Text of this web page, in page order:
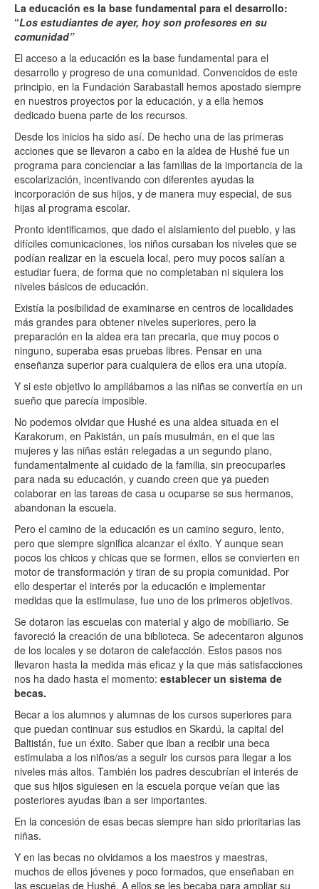
La educación es la base fundamental para el desarrollo:
“Los estudiantes de ayer, hoy son profesores en su
comunidad”
El acceso a la educación es la base fundamental para el
desarrollo y progreso de una comunidad. Convencidos de este
principio, en la Fundación Sarabastall hemos apostado siempre
en nuestros proyectos por la educación, y a ella hemos
dedicado buena parte de los recursos.
Desde los inicios ha sido así. De hecho una de las primeras
acciones que se llevaron a cabo en la aldea de Hushé fue un
programa para concienciar a las familias de la importancia de la
escolarización, incentivando con diferentes ayudas la
incorporación de sus hijos, y de manera muy especial, de sus
hijas al programa escolar.
Pronto identificamos, que dado el aislamiento del pueblo, y las
difíciles comunicaciones, los niños cursaban los niveles que se
podían realizar en la escuela local, pero muy pocos salían a
estudiar fuera, de forma que no completaban ni siquiera los
niveles básicos de educación.
Existía la posibilidad de examinarse en centros de localidades
más grandes para obtener niveles superiores, pero la
preparación en la aldea era tan precaria, que muy pocos o
ninguno, superaba esas pruebas libres. Pensar en una
enseñanza superior para cualquiera de ellos era una utopía.
Y si este objetivo lo ampliábamos a las niñas se convertía en un
sueño que parecía imposible.
No podemos olvidar que Hushé es una aldea situada en el
Karakorum, en Pakistán, un país musulmán, en el que las
mujeres y las niñas están relegadas a un segundo plano,
fundamentalmente al cuidado de la familia, sin preocuparles
para nada su educación, y cuando creen que ya pueden
colaborar en las tareas de casa u ocuparse se sus hermanos,
abandonan la escuela.
Pero el camino de la educación es un camino seguro, lento,
pero que siempre significa alcanzar el éxito. Y aunque sean
pocos los chicos y chicas que se formen, ellos se convierten en
motor de transformación y tiran de su propia comunidad. Por
ello despertar el interés por la educación e implementar
medidas que la estimulase, fue uno de los primeros objetivos.
Se dotaron las escuelas con material y algo de mobiliario. Se
favoreció la creación de una biblioteca. Se adecentaron algunos
de los locales y se dotaron de calefacción. Estos pasos nos
llevaron hasta la medida más eficaz y la que más satisfacciones
nos ha dado hasta el momento: establecer un sistema de
becas.
Becar a los alumnos y alumnas de los cursos superiores para
que puedan continuar sus estudios en Skardú, la capital del
Baltistán, fue un éxito. Saber que iban a recibir una beca
estimulaba a los niños/as a seguir los cursos para llegar a los
niveles más altos. También los padres descubrían el interés de
que sus hijos siguiesen en la escuela porque veían que las
posteriores ayudas iban a ser importantes.
En la concesión de esas becas siempre han sido prioritarias las
niñas.
Y en las becas no olvidamos a los maestros y maestras,
muchos de ellos jóvenes y poco formados, que enseñaban en
las escuelas de Hushé. A ellos se les becaba para ampliar su